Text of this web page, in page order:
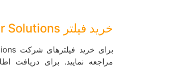
خرید فیلتر Aker Solutions
مراجعه نمایید. برای دریافت